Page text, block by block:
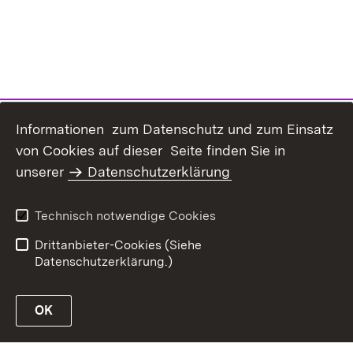
Informationen zum Datenschutz und zum Einsatz
von Cookies auf dieser Seite finden Sie in
unserer
Datenschutzerklärung
Technisch notwendige Cookies
Drittanbieter-Cookies (Siehe
Datenschutzerklärung.)
OK